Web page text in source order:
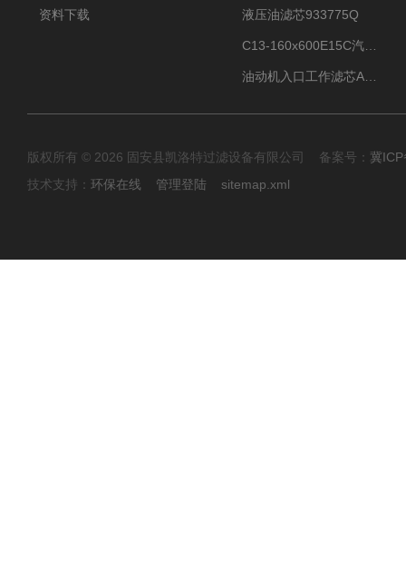
资料下载 液压油滤芯933775Q
版权所有 © 2026 固安县凯洛特过滤设备有限公司 备案号： 冀
技术支持： 环保在线 管理登陆 sitemap.xml